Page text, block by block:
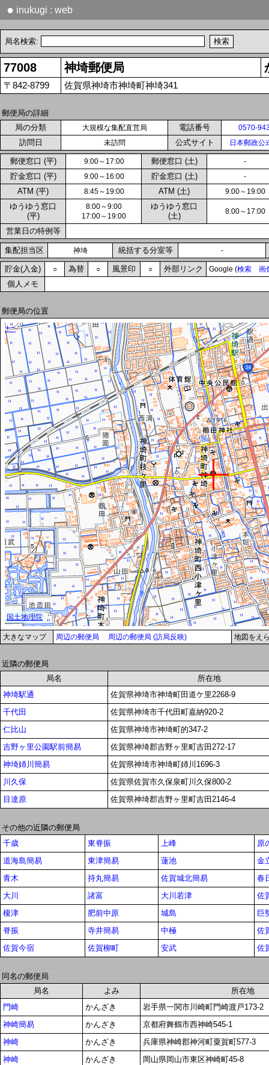
● inukugi : web
局名検索:
77008 神埼郵便局
〒842-8799 佐賀県神埼市神埼町神埼341
郵便局の詳細
局の分類
大規模な集配直営局 電話番号 0570-
訪問日 未訪問 公式サイト 日本郵政公
郵便窓口 (平) 9:00～17:00 郵便窓口 (土) -
貯金窓口 (平) 9:00～16:00 貯金窓口 (土) -
ATM (平) 8:45～19:00 ATM (土) 9:00～19:00
ゆうゆう窓口
(平)
8:00～9:00
17:00～19:00
ゆうゆう窓口
(土)
8:00～17:00
営業日の特例等
集配担当区 神埼 統括する分室等 -
貯金(入金) ○ 為替 ○ 風景印 ○ 外部リンク Google (検索 画
個人メモ
郵便局の位置
大きなマップ 周辺の郵便局 周辺の郵便局 (訪局反映) 地図をえ
近隣の郵便局
局名
所在地
神埼駅通
佐賀県神埼市神埼町田道ケ里2268-9
千代田
佐賀県神埼市千代田町嘉納920-2
仁比山
佐賀県神埼市神埼町的347-2
吉野ヶ里公園駅前簡易
佐賀県神埼郡吉野ヶ里町吉田272-17
神埼姉川簡易
佐賀県神埼市神埼町姉川1696-3
川久保
佐賀県佐賀市久保泉町川久保800-2
目達原
佐賀県神埼郡吉野ヶ里町吉田2146-4
その他の近隣の郵便局
千歳
東脊振 上峰
原
道海島簡易
東津簡易 蓮池
金
青木
持丸簡易 佐賀城北簡易
春
大川
諸富 大川若津
佐
榎津
肥前中原 城島
巨
脊振
寺井簡易 中極
佐
佐賀今宿
佐賀柳町 安武 佐
同名の郵便局
局名
よみ
所在地
門崎
かんざき
岩手県一関市川崎町門崎渡戸173-2
神崎簡易
かんざき
京都府舞鶴市西神崎545-1
神崎
かんざき
兵庫県神崎郡神河町粟賀町577-3
神崎
かんざき
岡山県岡山市東区神崎町45-8